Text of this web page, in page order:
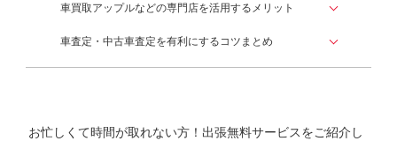
車買取アップルなどの専門店を活用するメリット
車査定・中古車査定を有利にするコツまとめ
お忙しくて時間が取れない方！出張無料サービスをご紹介し